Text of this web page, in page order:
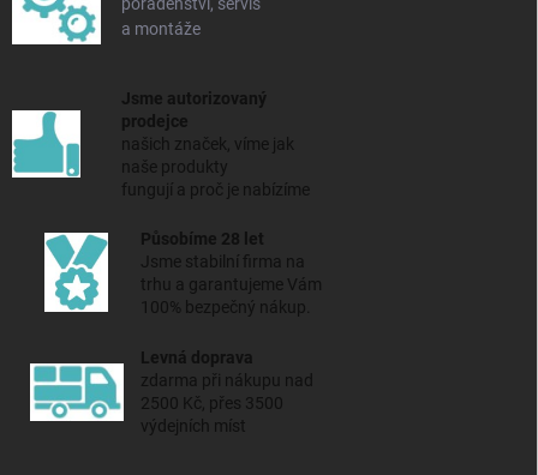
a montáže
Jsme autorizovaný
prodejce
našich značek, víme jak
naše produkty
fungují a proč je nabízíme
Působíme 28 let
Jsme stabilní firma na
trhu a garantujeme Vám
100% bezpečný nákup.
Levná doprava
zdarma při nákupu nad
2500 Kč, přes 3500
výdejních míst